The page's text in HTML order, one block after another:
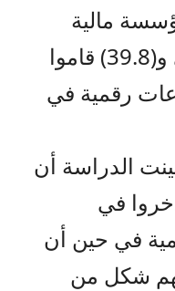
مالية
رسمية في العام الماضي و(39.8) قاموا
رقمية في
الدراسة أن
في
في حين أن
شكل من